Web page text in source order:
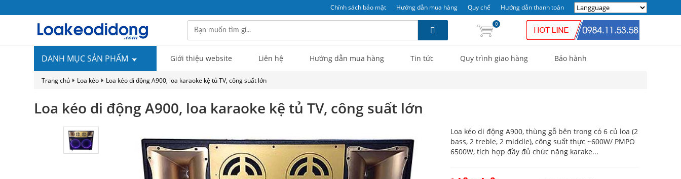
Chính sách bảo mật Hướng dẫn mua hàng Quy chế Hướng dẫn thanh toán
0
DANH MỤC SẢN PHẨM Giới thiệu website Liên hệ Hướng dẫn mua hàng Tin tức Quy trình giao hàng Bảo hành
Trang chủ Loa kéo Loa kéo di động A900, loa karaoke kệ tủ TV, công suất lớn
Loa kéo di động A900, loa karaoke kệ tủ TV, công suất lớn
Loa kéo di động A900, thùng gỗ bên trong có 6 củ loa (2
bass, 2 treble, 2 middle), công suất thực ~600W/ PMPO
6500W, tích hợp đầy đủ chức năng karake...